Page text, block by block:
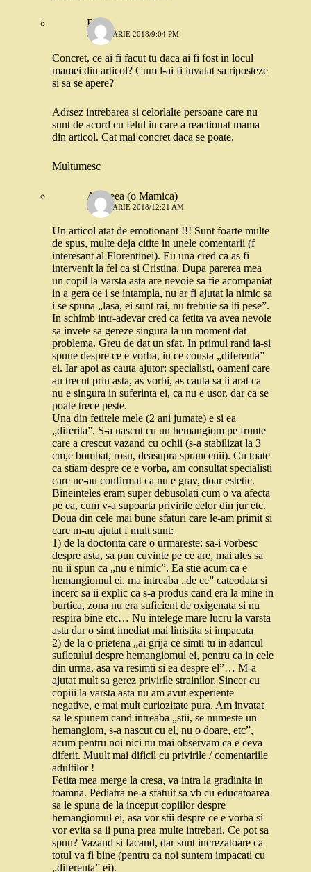
Robo
6 IANUARIE 2018/9:04 PM
Concret, ce ai fi facut tu daca ai fi fost in locul
mamei din articol? Cum l-ai fi invatat sa riposteze
si sa se apere?
Adrsez intrebarea si celorlalte persoane care nu
sunt de acord cu felul in care a reactionat mama
din articol. Cat mai concret daca se poate.
Multumesc
Andreea (o Mamica)
7 IANUARIE 2018/12:21 AM
Un articol atat de emotionant !!! Sunt foarte multe
de spus, multe deja citite in unele comentarii (f
interesant al Florentinei). Eu una cred ca as fi
intervenit la fel ca si Cristina. Dupa parerea mea
un copil la varsta asta are nevoie sa fie acompaniat
in a gera ce i se intampla, nu ar fi ajutat la nimic sa
i se spuna „lasa, ei sunt rai, nu trebuie sa iti pese”.
In schimb intr-adevar cred ca fetita va avea nevoie
sa invete sa gereze singura la un moment dat
problema. Greu de dat un sfat. In primul rand ia-si
spune despre ce e vorba, in ce consta „diferenta”
ei. Iar apoi as cauta ajutor: specialisti, oameni care
au trecut prin asta, as vorbi, as cauta sa ii arat ca
nu e singura in suferinta ei, ca nu e usor, dar ca se
poate trece peste.
Una din fetitele mele (2 ani jumate) e si ea
„diferita”. S-a nascut cu un hemangiom pe frunte
care a crescut vazand cu ochii (s-a stabilizat la 3
cm,e bombat, rosu, deasupra sprancenii). Cu toate
ca stiam despre ce e vorba, am consultat specialisti
care ne-au confirmat ca nu e grav, doar estetic.
Bineinteles eram super debusolati cum o va afecta
pe ea, cum v-a supoarta privirile celor din jur etc.
Doua din cele mai bune sfaturi care le-am primit si
care m-au ajutat f mult sunt:
1) de la doctorita care o urmareste: sa-i vorbesc
despre asta, sa pun cuvinte pe ce are, mai ales sa
nu ii spun ca „nu e nimic”. Ea stie acum ca e
hemangiomul ei, ma intreaba „de ce” cateodata si
incerc sa ii explic ca s-a produs cand era la mine in
burtica, zona nu era suficient de oxigenata si nu
respira bine etc… Nu intelege mare lucru la varsta
asta dar o simt imediat mai linistita si impacata
2) de la o prietena „ai grija ce simti tu in adancul
sufletului despre hemangiomul ei, pentru ca in cele
din urma, asa va resimti si ea despre el”… M-a
ajutat mult sa gerez privirile strainilor. Sincer cu
copiii la varsta asta nu am avut experiente
negative, e mai mult curiozitate pura. Am invatat
sa le spunem cand intreaba „stii, se numeste un
hemangiom, s-a nascut cu el, nu o doare, etc”,
acum pentru noi nici nu mai observam ca e ceva
diferit. Muult mai dificil cu privirile / comentariile
adultilor !
Fetita mea merge la cresa, va intra la gradinita in
toamna. Pediatra ne-a sfatuit sa vb cu educatoarea
sa le spuna de la inceput copiilor despre
hemangiomul ei, asa vor stii despre ce e vorba si
vor evita sa ii puna prea multe intrebari. Ce pot sa
spun? Vazand si facand, dar sunt increzatoare ca
totul va fi bine (pentru ca noi suntem impacati cu
„diferenta” ei).